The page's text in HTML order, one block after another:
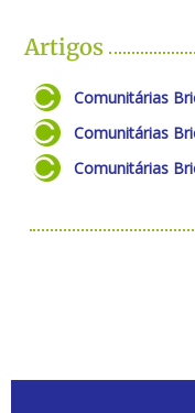
Artigos
Comunitárias
Comunitárias
Comunitárias